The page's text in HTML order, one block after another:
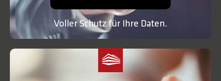
Voller Schutz für Ihre Daten.